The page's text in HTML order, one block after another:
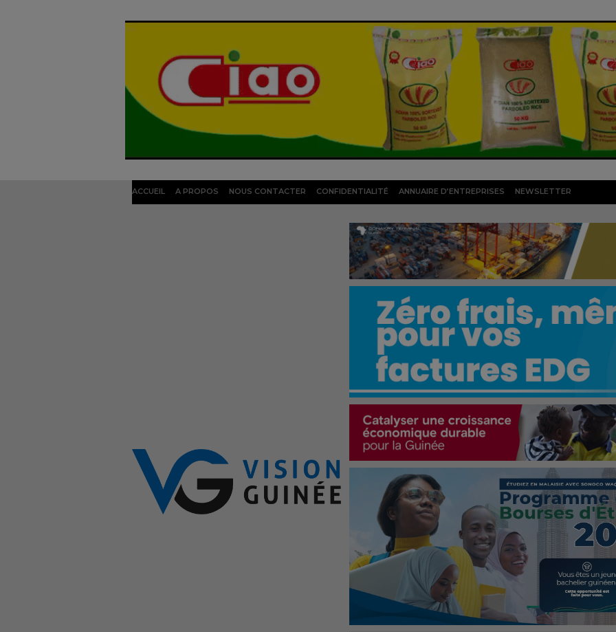
ACCUEIL A PROPOS NOUS CONTACTER CONFIDENTIALITÉ ANNUAIRE D’ENTREPRISES NEWSLETTER